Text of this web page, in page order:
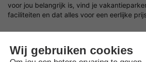
voor jou belangrijk is, vind je
faciliteiten en dat alles voor een eerlijke
Een goedkope vakantie in Oostenrijk is